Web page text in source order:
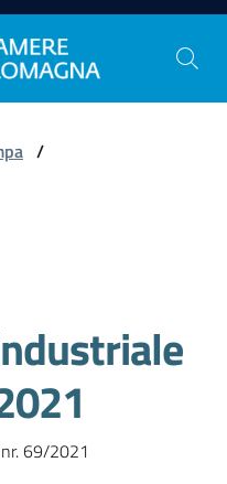
/
69/2021